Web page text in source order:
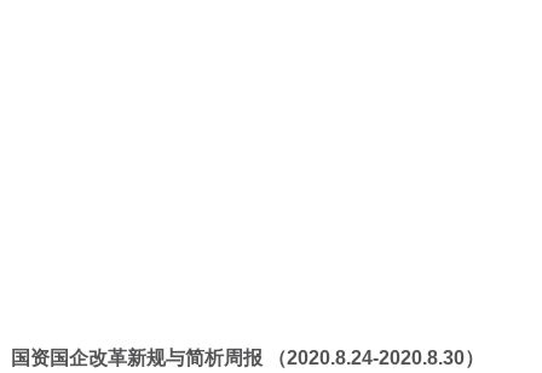
国资国企改革新规与简析周报 （2020.8.24-2020.8.30）